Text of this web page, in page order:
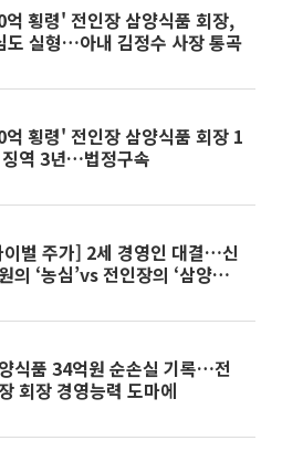
횡령' 전인장 삼양식품 회장,
도 실형…아내 김정수 사장 통곡
횡령' 전인장 삼양식품 회장 1
역 3년…법정구속
벌 주가] 2세 경영인 대결…신
의 ‘농심’vs 전인장의 ‘삼양식
식품 34억원 순손실 기록…전
회장 경영능력 도마에